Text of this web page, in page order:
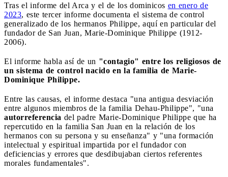
Tras el informe del Arca y el de los dominicos en enero de
2023, este tercer informe documenta el sistema de control
generalizado de los hermanos Philippe, aquí en particular del
fundador de San Juan, Marie-Dominique Philippe (1912-
2006).
El informe habla así de un "contagio" entre los religiosos de
un sistema de control nacido en la familia de Marie-
Dominique Philippe.
Entre las causas, el informe destaca "una antigua desviación
entre algunos miembros de la familia Dehau-Philippe", "una
autorreferencia del padre Marie-Dominique Philippe que ha
repercutido en la familia San Juan en la relación de los
hermanos con su persona y su enseñanza" y "una formación
intelectual y espiritual impartida por el fundador con
deficiencias y errores que desdibujaban ciertos referentes
morales fundamentales".